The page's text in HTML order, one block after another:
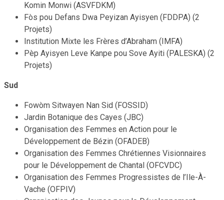
Komin Monwi (ASVFDKM)
Fòs pou Defans Dwa Peyizan Ayisyen (FDDPA) (2
Projets)
Institution Mixte les Frères d’Abraham (IMFA)
Pèp Ayisyen Leve Kanpe pou Sove Ayiti (PALESKA) (2
Projets)
Sud
Fowòm Sitwayen Nan Sid (FOSSID)
Jardin Botanique des Cayes (JBC)
Organisation des Femmes en Action pour le
Développement de Bézin (OFADEB)
Organisation des Femmes Chrétiennes Visionnaires
pour le Développement de Chantal (OFCVDC)
Organisation des Femmes Progressistes de l’Ile-À-
Vache (OFPIV)